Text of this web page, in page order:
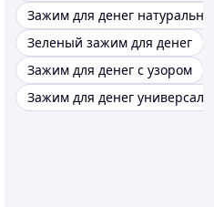
Зажим для денег
Зеленый зажим для денег
Зажим для денег с узором
Зажим для денег